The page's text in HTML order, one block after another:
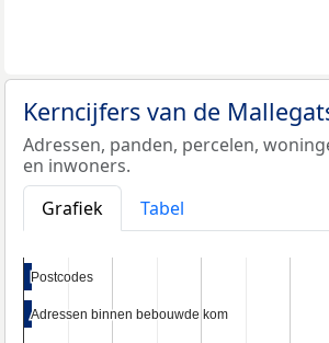
Kerncijfers van de
Adressen, panden, percelen,
en inwoners.
Grafiek
Tabel
Postcodes
Postcodes
Adressen binnen bebouwde kom
Adressen binnen bebouwde kom